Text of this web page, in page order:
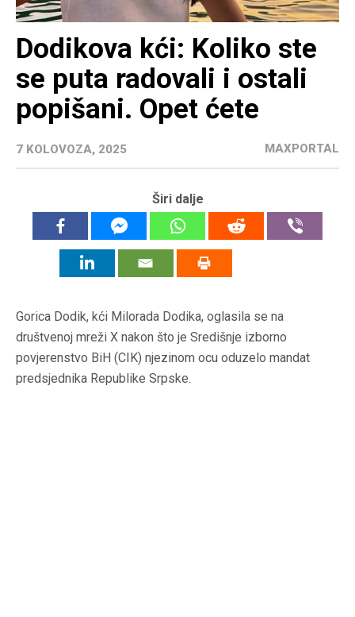
Dodikova kći: Koliko ste
se puta radovali i ostali
popišani. Opet ćete
7 KOLOVOZA, 2025 MAXPORTAL
Širi dalje
Gorica Dodik, kći Milorada Dodika, oglasila se na
društvenoj mreži X nakon što je Središnje izborno
povjerenstvo BiH (CIK) njezinom ocu oduzelo mandat
predsjednika Republike Srpske.